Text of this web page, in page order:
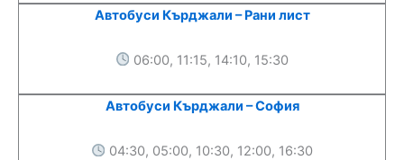
Автобуси Кърджали – Рани лист
06:00, 11:15, 14:10, 15:30
Автобуси Кърджали – София
04:30, 05:00, 10:30, 12:00, 16:30